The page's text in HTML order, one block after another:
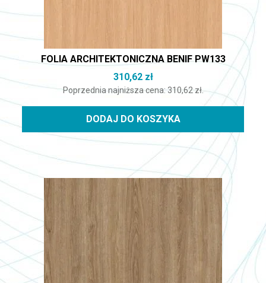
FOLIA ARCHITEKTONICZNA BENIF PW133
310,62 zł
Poprzednia najniższa cena:310,62 zł.
DODAJ DO KOSZYKA